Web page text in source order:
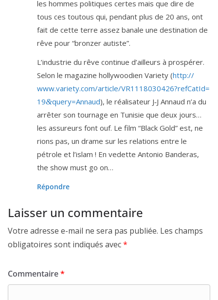
les hommes poli­tiques certes mais que dire de
tous ces tou­tous qui, pen­dant plus de 20 ans, ont
fait de cette terre assez banale une des­ti­na­tion de
rêve pour “bron­zer autiste”.
L’industrie du rêve conti­nue d’ailleurs à pros­pé­rer.
Selon le maga­zine hol­ly­woo­dien Variety (http://​
www​.varie​ty​.com/​a​r​t​i​c​l​e​/​V​R​1 1 1 8030426​?​r​e​f​C​a​t​I​d​=​
1 9&​q​u​e​r​y​=​A​n​n​aud), le réa­li­sa­teur J‑J Annaud n’a du
arrê­ter son tour­nage en Tunisie que deux jours…
les assu­reurs font ouf. Le film “Black Gold” est, ne
rions pas, un drame sur les rela­tions entre le
pétrole et l’is­lam ! En vedette Antonio Banderas,
the show must go on…
Répondre
Laisser un commentaire
Votre adresse e-mail ne sera pas publiée. Les champs
obligatoires sont indiqués avec*
Commentaire*